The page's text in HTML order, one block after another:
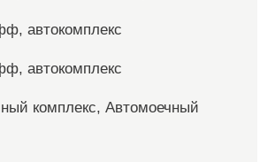
автокомплекс
автокомплекс
комплекс, Автомоечный